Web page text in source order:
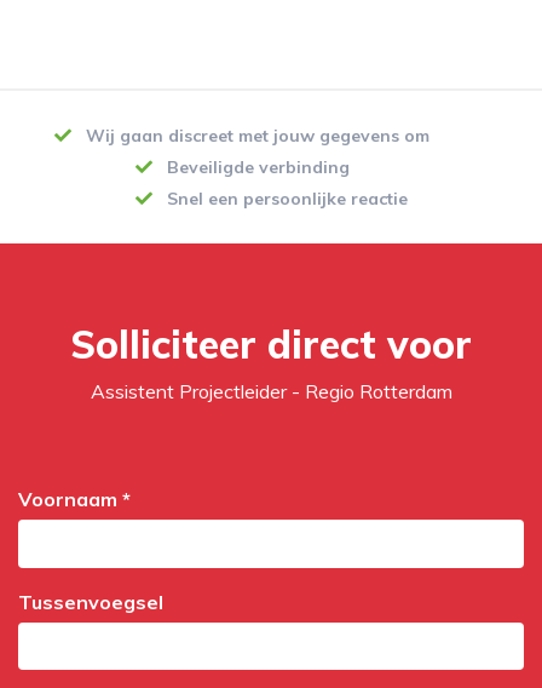
Wij gaan discreet met jouw gegevens om
Beveiligde verbinding
Snel een persoonlijke reactie
Solliciteer direct voor
Assistent Projectleider - Regio Rotterdam
Voornaam *
Tussenvoegsel